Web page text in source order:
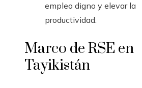
empleo digno y elevar la
productividad.
Marco de RSE en
Tayikistán